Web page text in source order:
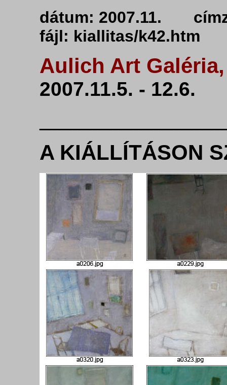
dátum: 2007.11.
fájl: kiallitas/
Aulich Art
2007.11.5. - 12.6.
A KIÁLLÍTÁSON